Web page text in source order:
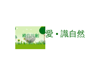
愛 • 識自然